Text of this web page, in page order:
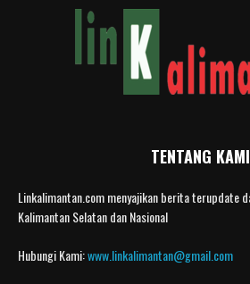
TENTANG KAMI
Linkalimantan.com menyajikan berita terupdate
Kalimantan Selatan dan Nasional
Hubungi Kami:www.linkalimantan@gmail.com